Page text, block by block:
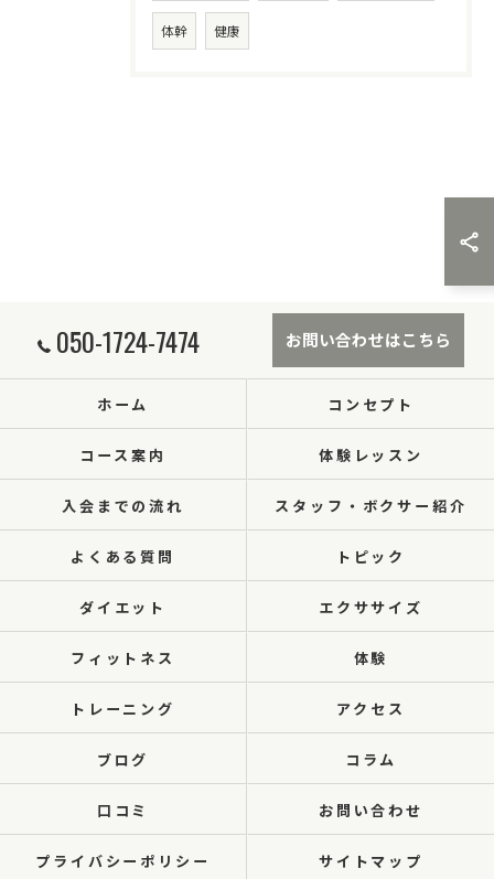
体幹 健康
050-1724-7474 お問い合わせはこちら
ホーム コンセプト
コース案内 体験レッスン
入会までの流れ スタッフ・ボクサー紹介
よくある質問 トピック
ダイエット エクササイズ
フィットネス 体験
トレーニング アクセス
ブログ コラム
口コミ お問い合わせ
プライバシーポリシー サイトマップ